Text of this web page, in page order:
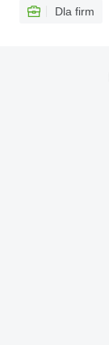
Dla firm